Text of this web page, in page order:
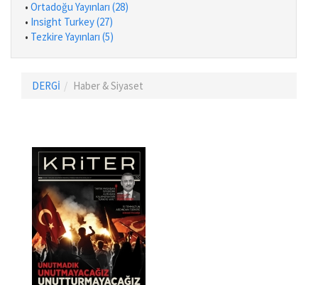
• Ortadoğu Yayınları (28)
• Insight Turkey (27)
• Tezkire Yayınları (5)
DERGİ Haber & Siyaset